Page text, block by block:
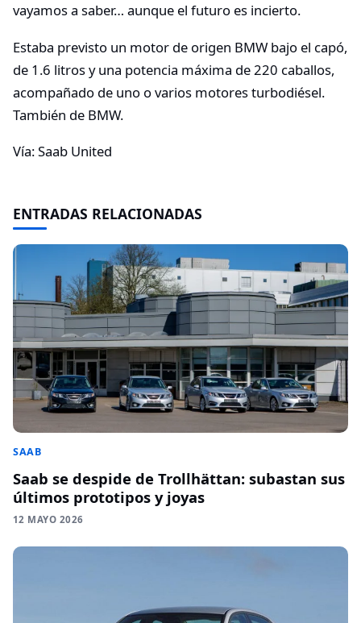
vayamos a saber… aunque el futuro es incierto.
Estaba previsto un motor de origen BMW bajo el capó,
de 1.6 litros y una potencia máxima de 220 caballos,
acompañado de uno o varios motores turbodiésel.
También de BMW.
Vía: Saab United
ENTRADAS RELACIONADAS
SAAB
Saab se despide de Trollhättan: subastan sus
últimos prototipos y joyas
12 MAYO 2026